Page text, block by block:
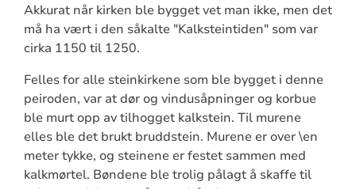
Akkurat når kirken ble bygget vet man ikke, men det
må ha vært i den såkalte "Kalksteintiden" som var
cirka 1150 til 1250.
Felles for alle steinkirkene som ble bygget i denne
peiroden, var at dør og vindusåpninger og korbue
ble murt opp av tilhogget kalkstein. Til murene
elles ble det brukt bruddstein. Murene er over \en
meter tykke, og steinene er festet sammen med
kalkmørtel. Bøndene ble trolig pålagt å skaffe til